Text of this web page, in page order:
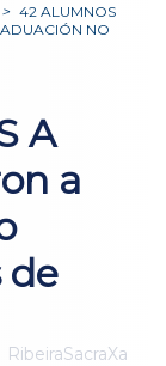
> 42 ALUMNOS
NO
A
a
de
RibeiraSacraXa